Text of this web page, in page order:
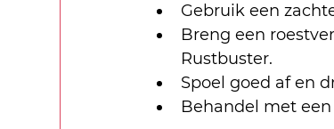
Gebruik een
Breng een
Rustbuster.
Spoel goed af en
Behandel met